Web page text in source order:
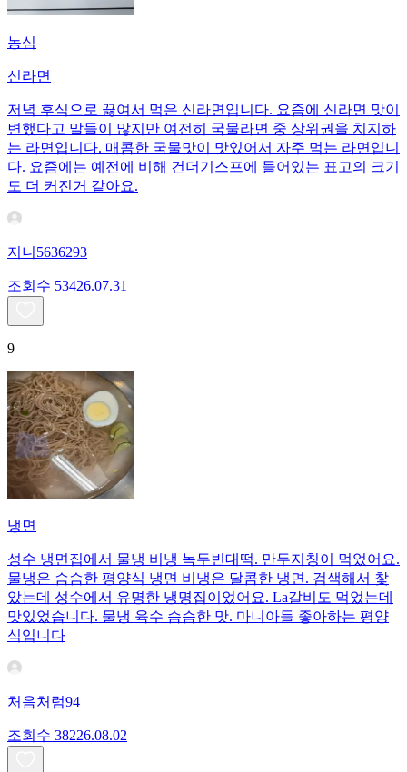
농심
신라면
저녁 후식으로 끓여서 먹은 신라면입니다. 요즘에 신라면 맛이
변했다고 말들이 많지만 여전히 국물라면 중 상위권을 치지하
는 라면입니다. 매콤한 국물맛이 맛있어서 자주 먹는 라면입니
다. 요즘에는 예전에 비해 건더기스프에 들어있는 표고의 크기
도 더 커진거 같아요.
지니5636293
조회수 53426.07.31
9
냉면
성수 냉면집에서 물냉 비냉 녹두빈대떡. 만두지칭이 먹었어요.
물냉은 슴슴한 평양식 냉면 비냉은 달콤한 냉면. 검색해서 찿
았는데 성수에서 유명한 냉명집이었어요. La갈비도 먹었는데
맛있었습니다. 물냉 육수 슴슴한 맛. 마니아들 좋아하는 평양
식입니다
처음처럼94
조회수 38226.08.02